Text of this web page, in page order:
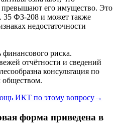
превышают его имущество. Это
35 ФЗ-208 и может также
недостаточности
риска.
отчётности и сведений
консультация по
ИКТ по этому вопросу→
форма приведена в